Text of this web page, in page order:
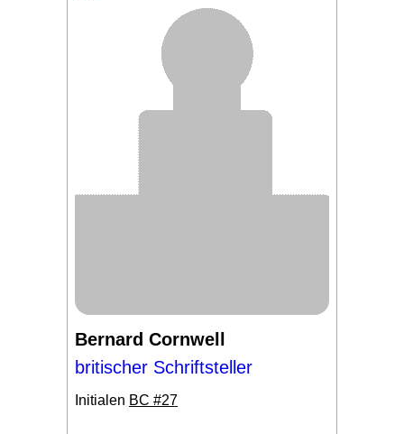
Bernard Cornwell
britischer Schriftsteller
Initialen BC #27